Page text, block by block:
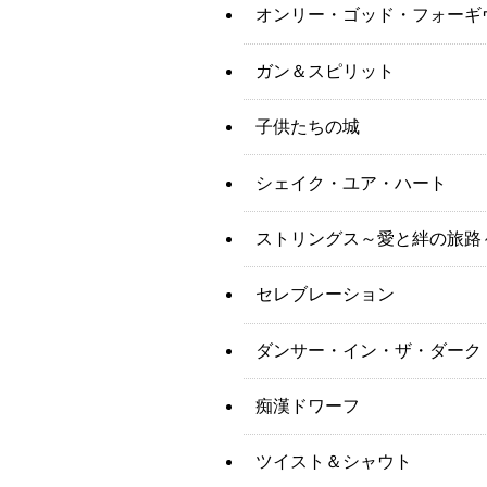
オンリー・ゴッド・フォーギ
ガン＆スピリット
子供たちの城
シェイク・ユア・ハート
ストリングス～愛と絆の旅路
セレブレーション
ダンサー・イン・ザ・ダーク
痴漢ドワーフ
ツイスト＆シャウト